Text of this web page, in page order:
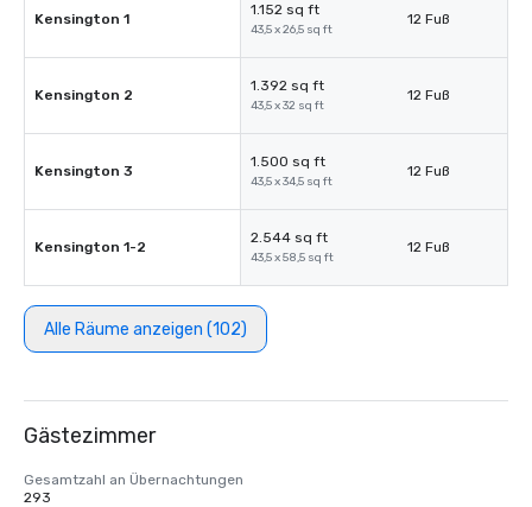
Kensington 1
1.152 sq ft
43,5 x 26,5 sq ft
12 Fuß
Kensington 2
1.392 sq ft
43,5 x 32 sq ft
12 Fuß
Kensington 3
1.500 sq ft
43,5 x 34,5 sq ft
12 Fuß
Kensington 1-2
2.544 sq ft
43,5 x 58,5 sq ft
12 Fuß
Alle Räume anzeigen (102)
Gästezimmer
Gesamtzahl an Übernachtungen
293